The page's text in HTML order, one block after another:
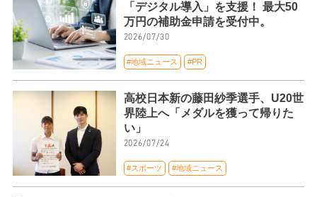
「デジタル導入」を支援！ 最大50
万円の補助金申請を受付中。
2026/07/30
#地域ニュース #PR
高校日本新の藤田紗季選手、U20世
界陸上へ「メダルを獲って帰りた
い」
2026/07/24
#スポーツ #地域ニュース